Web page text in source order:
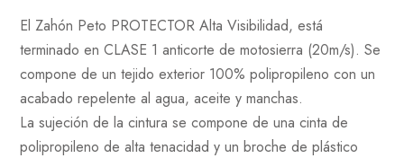
El Zahón Peto PROTECTOR Alta Visibilidad, está
terminado en CLASE 1 anticorte de motosierra (20m/s). Se
compone de un tejido exterior 100% polipropileno con un
acabado repelente al agua, aceite y manchas.
La sujeción de la cintura se compone de una cinta de
polipropileno de alta tenacidad y un broche de plástico